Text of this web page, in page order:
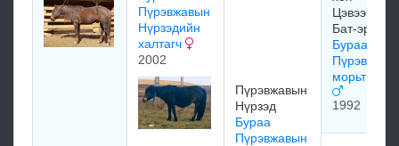
Пүрэвжавын
Нүрзэдийн
халтагч
2002
Пүрэвжавын
Нүрзэд
Бураа
Пүрэвжавын
Цэвээний
Бат-эрдэнэ
Бураа
морьт
1992